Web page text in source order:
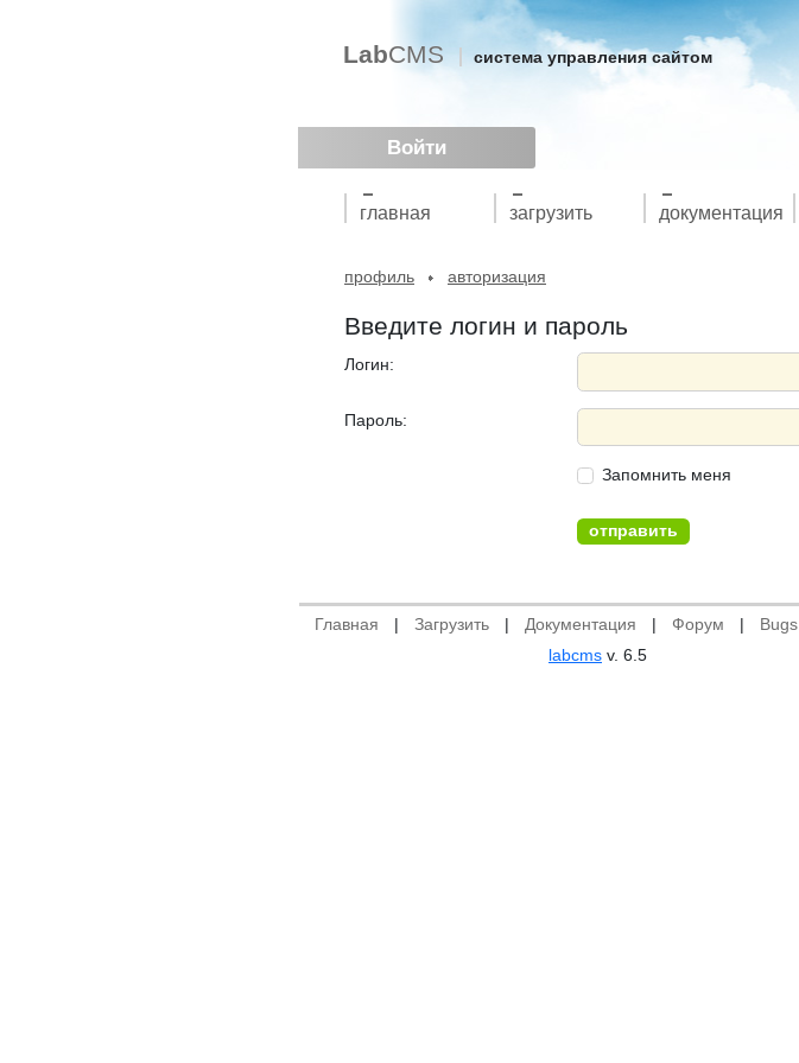
Войти
LabCMS система управления сайтом
главная загрузить документация
профиль авторизация
Введите логин и пароль
Логин:
Пароль:
Запомнить меня
Главная | Загрузить | Документация | Форум | Bugs
labcms v. 6.5